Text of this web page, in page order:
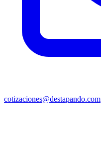
cotizaciones@destapando.com